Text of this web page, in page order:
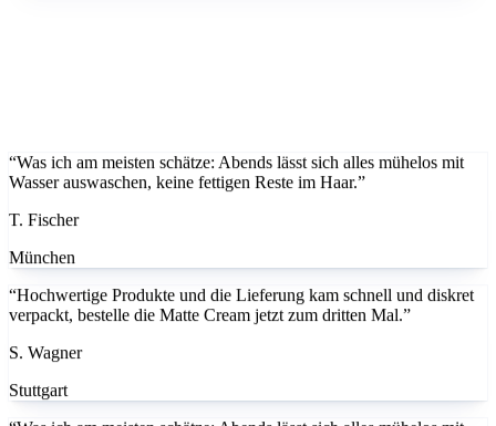
Wasser auswaschen, keine fettigen Reste im Haar.”
verpackt, bestelle die Matte Cream jetzt zum dritten Mal.”